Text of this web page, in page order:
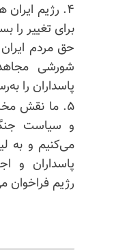
۴. رژیم
برای تغییر را
حق مردم
شورشی
پاسداران را
۵. ما نقش
و سیاست
می‌کنیم و به
پاسداران و
رژیم فراخوان